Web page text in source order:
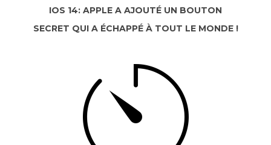
IOS 14: APPLE A AJOUTÉ UN BOUTON
SECRET QUI A ÉCHAPPÉ À TOUT LE MONDE !